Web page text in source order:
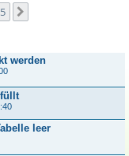
5
werden
leer